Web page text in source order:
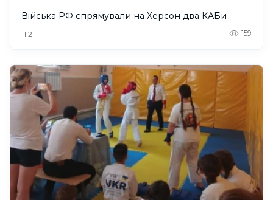
Війська РФ спрямували на Херсон два КАБи
11:21 159